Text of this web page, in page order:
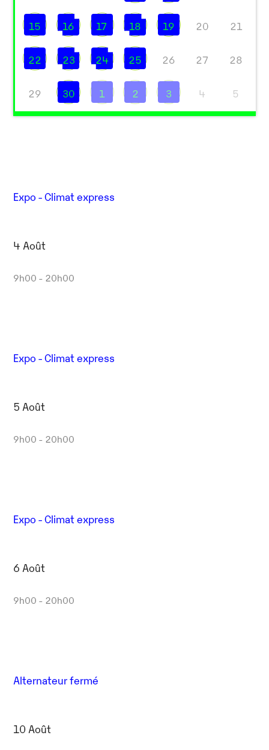
15 16 17 18 19 20 21
22 23 24 25 26 27 28
29 30 1 2 3 4 5
Expo - Climat express
4 Août
9h00 - 20h00
Expo - Climat express
5 Août
9h00 - 20h00
Expo - Climat express
6 Août
9h00 - 20h00
Alternateur fermé
10 Août